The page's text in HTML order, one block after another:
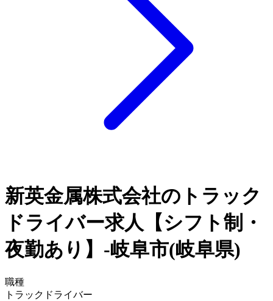
新英金属株式会社のトラック
ドライバー求人【シフト制・
夜勤あり】-岐阜市(岐阜県)
職種
トラックドライバー